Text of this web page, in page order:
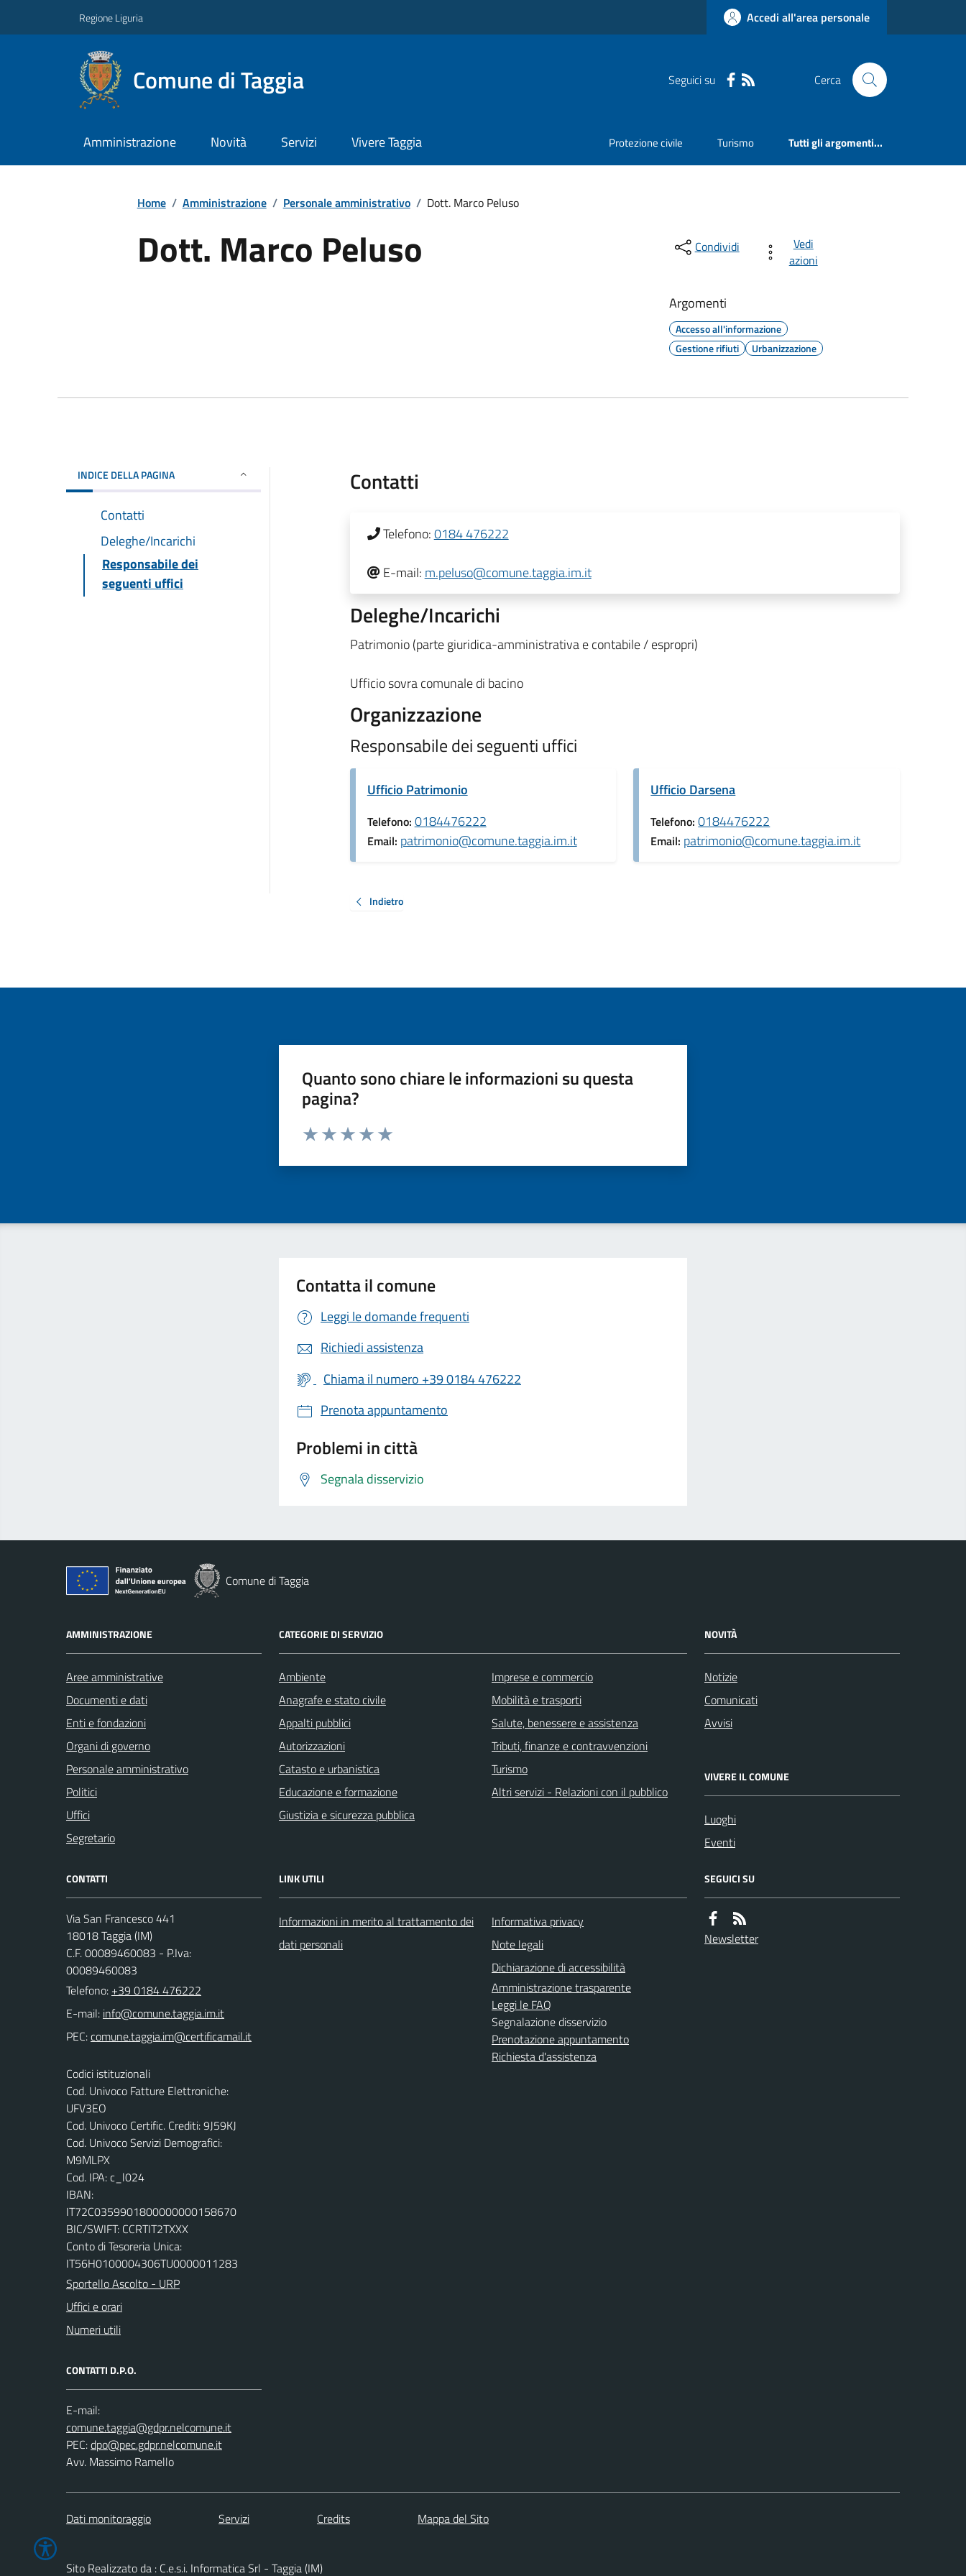
Regione Liguria Accedi all'area personale
Comune di Taggia Seguici su Cerca
Amministrazione Novità Servizi Vivere Taggia Protezione civile Turismo Tutti gli argomenti...
Home / Amministrazione / Personale amministrativo / Dott. Marco Peluso
Dott. Marco Peluso Condividi
Vedi
azioni
Argomenti
Accesso all'informazione
Gestione rifiuti
Urbanizzazione
INDICE DELLA PAGINA
Contatti
Deleghe/Incarichi
Responsabile dei
seguenti uffici
Contatti
Telefono:0184 476222
E-mail: m.peluso@comune.taggia.im.it
Deleghe/Incarichi
Patrimonio (parte giuridica-amministrativa e contabile / espropri)
Ufficio sovra comunale di bacino
Organizzazione
Responsabile dei seguenti uffici
Ufficio Patrimonio
Telefono: 0184476222
Email: patrimonio@comune.taggia.im.it
Ufficio Darsena
Telefono:0184476222
Email: patrimonio@comune.taggia.im.it
Indietro
Quanto sono chiare le informazioni su questa
pagina?
Valuta da 1 a 5 stelle la pagina
Contatta il comune
Leggi le domande frequenti
Richiedi assistenza
Chiama il numero +39 0184 476222
Prenota appuntamento
Problemi in città
Segnala disservizio
Comune di Taggia
AMMINISTRAZIONE
Aree amministrative
Documenti e dati
Enti e fondazioni
Organi di governo
Personale amministrativo
Politici
Uffici
Segretario
CATEGORIE DI SERVIZIO
Ambiente
Anagrafe e stato civile
Appalti pubblici
Autorizzazioni
Catasto e urbanistica
Educazione e formazione
Giustizia e sicurezza pubblica
Imprese e commercio
Mobilità e trasporti
Salute, benessere e assistenza
Tributi, finanze e contravvenzioni
Turismo
Altri servizi - Relazioni con il pubblico
NOVITÀ
Notizie
Comunicati
Avvisi
VIVERE IL COMUNE
Luoghi
Eventi
CONTATTI
Via San Francesco 441
18018 Taggia (IM)
C.F. 00089460083 - P.Iva:
00089460083
Telefono: +39 0184 476222
E-mail:
PEC:
Codici istituzionali
Cod. Univoco Fatture Elettroniche:
UFV3EO
Cod. Univoco Certific. Crediti: 9J59KJ
Cod. Univoco Servizi Demografici:
M9MLPX
Cod. IPA: c_l024
IBAN:
IT72C0359901800000000158670
BIC/SWIFT: CCRTIT2TXXX
Conto di Tesoreria Unica:
IT56H0100004306TU0000011283
Sportello Ascolto - URP
Uffici e orari
Numeri utili
CONTATTI D.P.O.
E-mail:
PEC:
Avv. Massimo Ramello
LINK UTILI
Informazioni in merito al trattamento dei
dati personali
Informativa privacy
Note legali
Dichiarazione di accessibilità
Amministrazione trasparente
Leggi le FAQ
Segnalazione disservizio
Prenotazione appuntamento
Richiesta d'assistenza
SEGUICI SU
Newsletter
Dati monitoraggio Servizi Credits Mappa del Sito
Sito Realizzato da : C.e.s.i. Informatica Srl - Taggia (IM)